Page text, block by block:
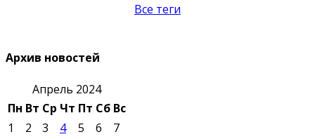
Все теги
Архив новостей
Апрель 2024
Пн Вт Ср Чт Пт Сб Вс
1
2 3 4 5 6
7